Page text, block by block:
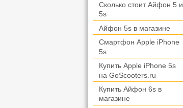
Сколько стоит Айфон 5 и
5s
Айфон 5s в магазине
Смартфон Apple iPhone
5s
Купить Apple iPhone 5s
на GoScooters.ru
Купить Айфон 6s в
магазине